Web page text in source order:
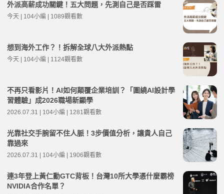
外派高薪成功關鍵！五大問題，先測自己是否踩雷
今天 | 104小編 | 1089觀看數
想到海外工作？！拆解全球八大外派熱點
今天 | 104小編 | 1124觀看數
不再只看影片！AI如何顛覆企業培訓？「圍繞AI設計學
習體驗」成2026職場新顯學
2026.07.31 | 104小編 | 1281觀看數
光靠社交手腕留不住人脈！3步價值分析，讓貴人自己
靠過來
2026.07.31 | 104小編 | 1906觀看數
連3年登上黃仁勳GTC背板！台灣10所大學憑什麼霸榜
NVIDIA合作名單？